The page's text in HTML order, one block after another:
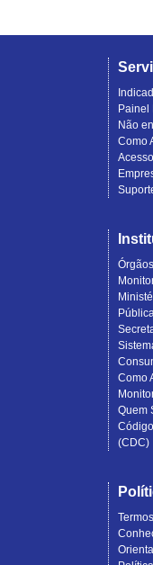
Painel
Não
Como
Como
Quem
(CDC)